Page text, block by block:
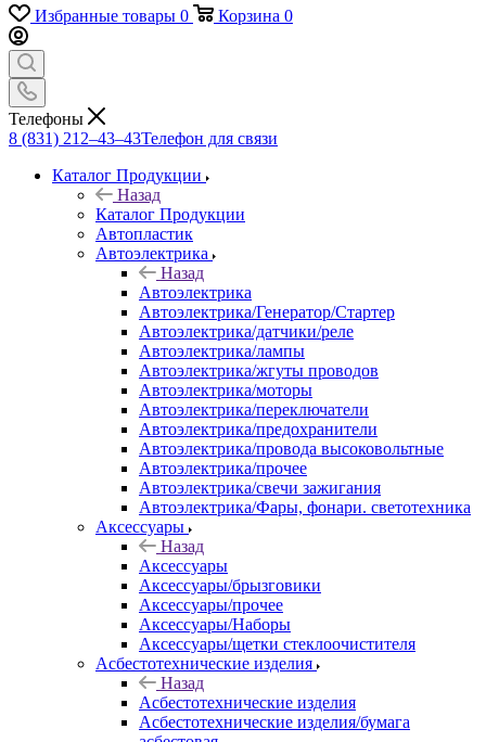
Избранные товары 0 Корзина 0
Телефоны
8 (831) 212–43–43Телефон для связи
Каталог Продукции
Назад
Каталог Продукции
Автопластик
Автоэлектрика
Назад
Автоэлектрика
Автоэлектрика/Генератор/Стартер
Автоэлектрика/датчики/реле
Автоэлектрика/лампы
Автоэлектрика/жгуты проводов
Автоэлектрика/моторы
Автоэлектрика/переключатели
Автоэлектрика/предохранители
Автоэлектрика/провода высоковольтные
Автоэлектрика/прочее
Автоэлектрика/свечи зажигания
Автоэлектрика/Фары, фонари. светотехника
Аксессуары
Назад
Аксессуары
Аксессуары/брызговики
Аксессуары/прочее
Аксессуары/Наборы
Аксессуары/щетки стеклоочистителя
Асбестотехнические изделия
Назад
Асбестотехнические изделия
Асбестотехнические изделия/бумага